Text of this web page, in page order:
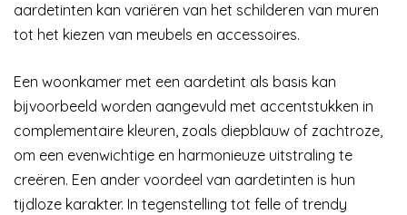
aardetinten kan variëren van het schilderen van muren
tot het kiezen van meubels en accessoires.
Een woonkamer met een aardetint als basis kan
bijvoorbeeld worden aangevuld met accentstukken in
complementaire kleuren, zoals diepblauw of zachtroze,
om een evenwichtige en harmonieuze uitstraling te
creëren. Een ander voordeel van aardetinten is hun
tijdloze karakter. In tegenstelling tot felle of trendy